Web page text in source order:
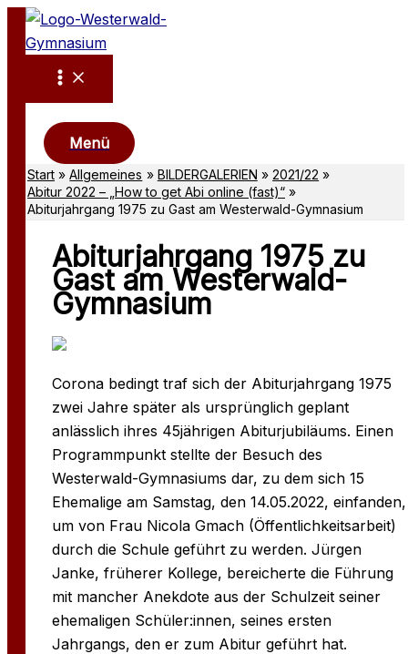
Zum
Inhalt
springen
Menü
Start Allgemeines BILDERGALERIEN
2021/22
Abitur 2022 – „How to get Abi online (fast)“
Abiturjahrgang 1975 zu Gast am Westerwald-Gymnasium
Abiturjahrgang 1975 zu
Gast am Westerwald-
Gymnasium
Corona bedingt traf sich der Abiturjahrgang 1975
zwei Jahre später als ursprünglich geplant
anlässlich ihres 45jährigen Abiturjubiläums. Einen
Programmpunkt stellte der Besuch des
Westerwald-Gymnasiums dar, zu dem sich 15
Ehemalige am Samstag, den 14.05.2022, einfanden,
um von Frau Nicola Gmach (Öffentlichkeitsarbeit)
durch die Schule geführt zu werden. Jürgen
Janke, früherer Kollege, bereicherte die Führung
mit mancher Anekdote aus der Schulzeit seiner
ehemaligen Schüler:innen, seines ersten
Jahrgangs, den er zum Abitur geführt hat.